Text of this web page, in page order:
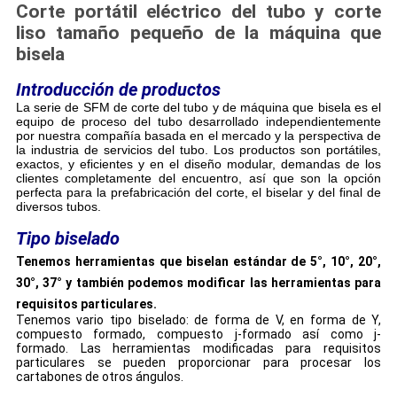
Corte portátil eléctrico del tubo y corte
liso tamaño pequeño de la máquina que
bisela
Introducción de productos
La serie de SFM de corte del tubo y de máquina que bisela es el
equipo de proceso del tubo desarrollado independientemente
por nuestra compañía basada en el mercado y la perspectiva de
la industria de servicios del tubo. Los productos son portátiles,
exactos, y eficientes y en el diseño modular, demandas de los
clientes completamente del encuentro, así que son la opción
perfecta para la prefabricación del corte, el biselar y del final de
diversos tubos.
Tipo biselado
Tenemos herramientas que biselan estándar de 5°, 10°, 20°,
30°, 37° y también podemos modificar las herramientas para
requisitos particulares.
Tenemos vario tipo biselado: de forma de V, en forma de Y,
compuesto formado, compuesto j-formado así como j-
formado. Las herramientas modificadas para requisitos
particulares se pueden proporcionar para procesar los
cartabones de otros ángulos.